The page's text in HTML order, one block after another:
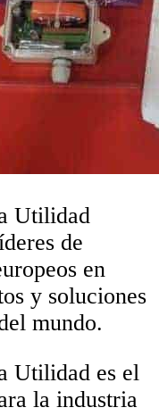
Utilidad
de
en
y soluciones
mundo.
Utilidad es el
la industria